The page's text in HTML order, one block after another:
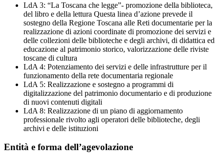
LdA 3: “La Toscana che legge”- promozione della biblioteca,
del libro e della lettura Questa linea d’azione prevede il
sostegno della Regione Toscana alle Reti documentarie per la
realizzazione di azioni coordinate di promozione dei servizi e
delle collezioni delle biblioteche e degli archivi, di didattica ed
educazione al patrimonio storico, valorizzazione delle riviste
toscane di cultura
LdA 4: Potenziamento dei servizi e delle infrastrutture per il
funzionamento della rete documentaria regionale
LdA 5: Realizzazione e sostegno a programmi di
digitalizzazione del patrimonio documentario e di produzione
di nuovi contenuti digitali
LdA 8: Realizzazione di un piano di aggiornamento
professionale rivolto agli operatori delle biblioteche, degli
archivi e delle istituzioni
Entità e forma dell’agevolazione